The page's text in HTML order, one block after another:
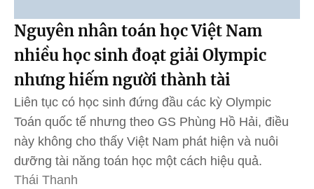
Nguyên nhân toán học Việt Nam
nhiều học sinh đoạt giải Olympic
nhưng hiếm người thành tài
Liên tục có học sinh đứng đầu các kỳ Olympic
Toán quốc tế nhưng theo GS Phùng Hồ Hải, điều
này không cho thấy Việt Nam phát hiện và nuôi
dưỡng tài năng toán học một cách hiệu quả.
Thái Thanh